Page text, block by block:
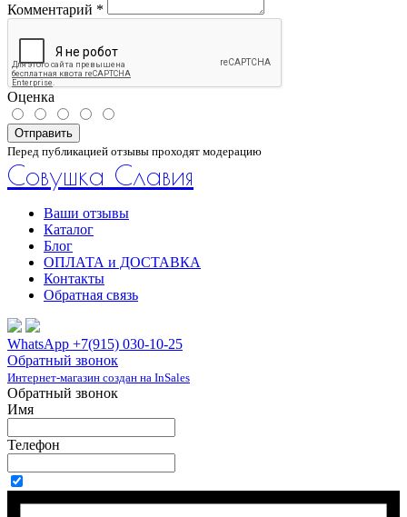
Комментарий *
Оценка
Отправить
Перед публикацией отзывы проходят модерацию
Совушка Славия
Ваши отзывы
Каталог
Блог
ОПЛАТА и ДОСТАВКА
Контакты
Обратная связь
WhatsApp +7(915) 030-10-25
Обратный звонок
Интернет-магазин создан на InSales
Обратный звонок
Имя
Телефон